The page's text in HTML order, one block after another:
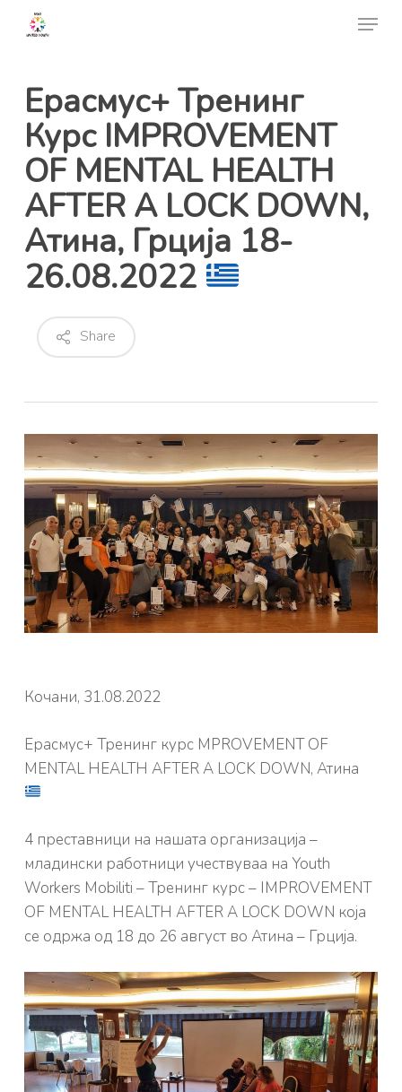
content
Menu
Ерасмус+ Тренинг
Курс IMPROVEMENT
OF MENTAL HEALTH
AFTER A LOCK DOWN,
Атина, Грција 18-
26.08.2022
Share
Кочани, 31.08.2022
Ерасмус+ Тренинг курс MPROVEMENT OF
MENTAL HEALTH AFTER A LOCK DOWN, Атина
4 преставници на нашата организација –
младински работници учествуваа на Youth
Workers Mobiliti – Тренинг курс – IMPROVEMENT
OF MENTAL HEALTH AFTER A LOCK DOWN која
се одржа од 18 до 26 август во Атина – Грција.